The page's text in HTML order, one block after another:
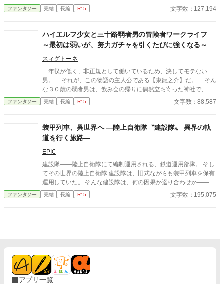
ら裏切られた。 共に戦った仲間を殺され、濡れ衣を着せられ、
人々に処刑された彼は、名も知らぬ女神の奇跡によって蘇る。 生
少女の正体は――魔族と人間のハーフである勇者を魔族へ引き入
れるため、送り込まれた魔王の第十三王女だった。 逃避行の中、
彼女を心の支えとしていくアレンと、その想いさえ利用して堕転
させようとするリリス。 やがて勇者が「僕」を捨てるその日、壊
れるのは彼だけではなかった――。
ファンタジー 完結 長編 R15 文字数：127,194
ハイエルフ少女と三十路弱者男の冒険者ワークライフ
～最初は弱いが、努力ガチャを引くたびに強くなる～
スィグトーネ
年収が低く、非正規として働いているため、決してモテない
男。 それが、この物語の主人公である【東龍之介】だ。 そん
な３０歳の弱者男は、飲み会の帰りに偶然立ち寄った神社で、異
世界へと移動することになってしまう。 異世界へ行った男が、
まず出逢ったのは、美しい紫髪のエルフ少女だった。 彼女はエ
フだ。 どうして、それほどの人物が単独で旅をしているのか。
彼女の口から秘密が明かされることで、２人のワークライフがは
じまろうとしている。 ※この物語で使用しているイラストは、Ａ
Ｉイラストさんのものを使用しています。 ※なかには過激なシー
ンもありますので、外出先等でご覧になる場合は、くれぐれもご
注意ください。
ファンタジー 完結 長編 R15 文字数：88,587
装甲列車、異世界へ ―陸上自衛隊〝建設隊〟 異界の軌
道を行く旅路―
EPIC
建設隊――陸上自衛隊にて編制運用される、鉄道運用部隊。 そし
てその世界の陸上自衛隊 建設隊は、旧式ながらも装甲列車を保有
運用していた。 そんな建設隊は、何の因果か巡り合わせか――異
世界の地を新たな任務作戦先とすることになる―― 陸上自衛隊が
装甲列車で異世界を旅する作戦記録――開始。 注意)「どんと来
係に関しては完全な素人です。 ・自衛隊の名称をお借りしていま
すが、装甲列車が出てくる時点で現実とは異なる組織です。
ファンタジー 完結 長編 R15 文字数：195,075
アプリ一覧